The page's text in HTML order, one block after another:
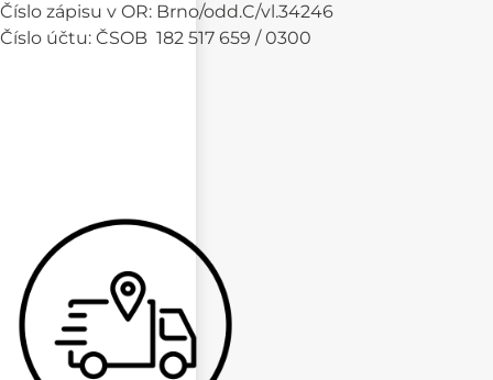
Číslo zápisu v OR: Brno/odd.C/vl.34246
Číslo účtu: ČSOB 182 517 659 / 0300